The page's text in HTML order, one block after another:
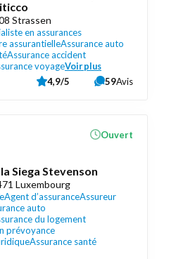
Strassen
en assurances
assurantielleAssurance auto
Assurance accident
voyageVoir plus
4,9/5 59Avis
Siega Stevenson
Luxembourg
Agent d’assuranceAssureur
auto
du logement
prévoyance
Assurance santé
Ouvert